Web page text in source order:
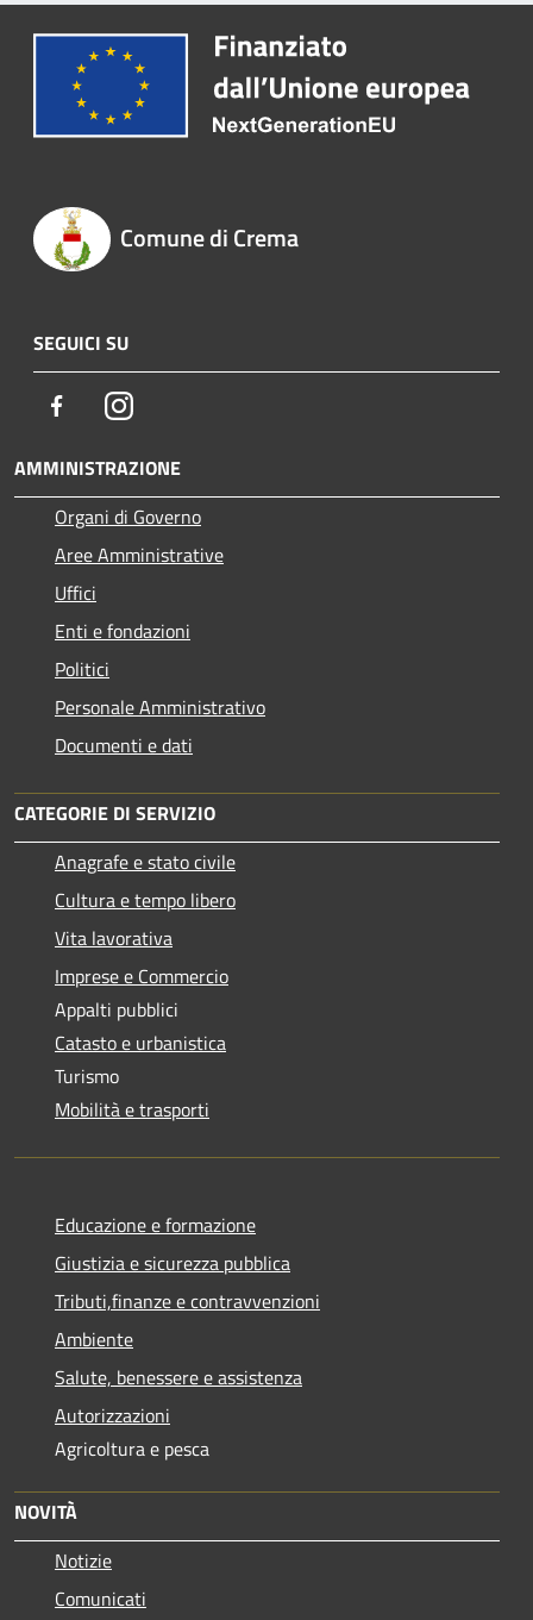
Comune di Crema
SEGUICI SU
FacebookInstagram
AMMINISTRAZIONE
Organi di Governo
Aree Amministrative
Uffici
Enti e fondazioni
Politici
Personale Amministrativo
Documenti e dati
CATEGORIE DI SERVIZIO
Anagrafe e stato civile
Cultura e tempo libero
Vita lavorativa
Imprese e Commercio
Appalti pubblici
Catasto e urbanistica
Turismo
Mobilità e trasporti
Educazione e formazione
Giustizia e sicurezza pubblica
Tributi,finanze e contravvenzioni
Ambiente
Salute, benessere e assistenza
Autorizzazioni
Agricoltura e pesca
NOVITÀ
Notizie
Comunicati